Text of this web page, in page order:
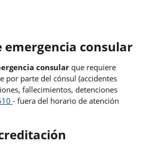
emergencia consular
consular que requiere
por parte del cónsul (accidentes
fallecimientos, detenciones
- fuera del horario de atención